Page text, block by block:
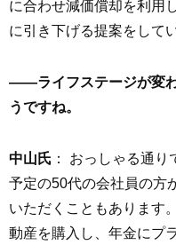
に合わせ減価償却を利用
に引き下げる提案をして
――ライフステージが変
うですね。
中山氏 ： おっしゃる通
予定の50代の会社員の方
いただくこともあります
動産を購入し、年金にプ